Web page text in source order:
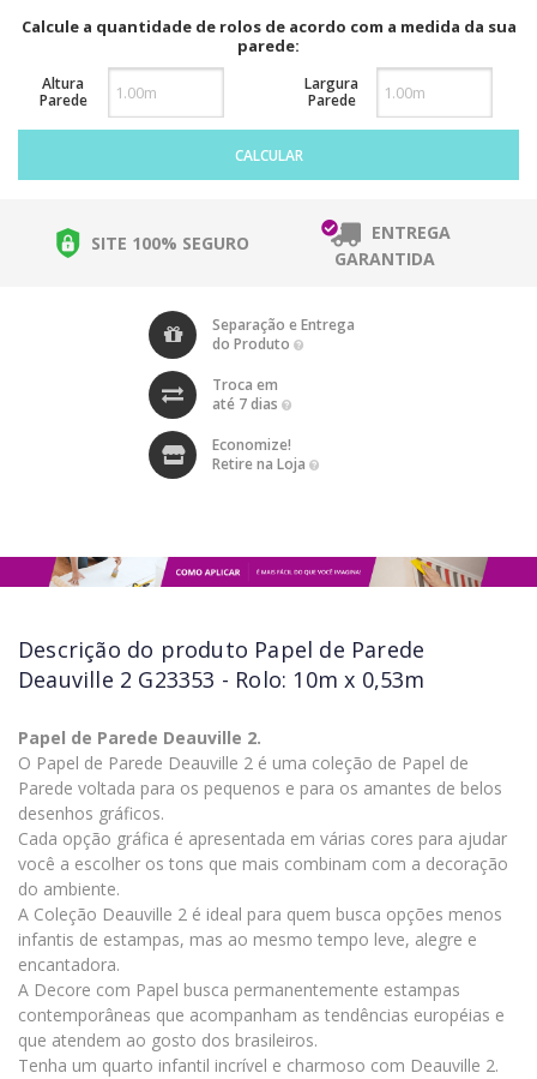
Calcule a quantidade de rolos de acordo com a medida da sua
parede:
Altura
Parede
Largura
Parede
CALCULAR
SITE 100% SEGURO
ENTREGA
GARANTIDA
Separação e Entrega
do Produto
Troca em
até 7 dias
Economize!
Retire na Loja
Descrição do produto Papel de Parede
Deauville 2 G23353 - Rolo: 10m x 0,53m
Papel de Parede Deauville 2.
O Papel de Parede Deauville 2 é uma coleção de Papel de
Parede voltada para os pequenos e para os amantes de belos
desenhos gráficos.
Cada opção gráfica é apresentada em várias cores para ajudar
você a escolher os tons que mais combinam com a decoração
do ambiente.
A Coleção Deauville 2 é ideal para quem busca opções menos
infantis de estampas, mas ao mesmo tempo leve, alegre e
encantadora.
A Decore com Papel busca permanentemente estampas
contemporâneas que acompanham as tendências européias e
que atendem ao gosto dos brasileiros.
Tenha um quarto infantil incrível e charmoso com Deauville 2.